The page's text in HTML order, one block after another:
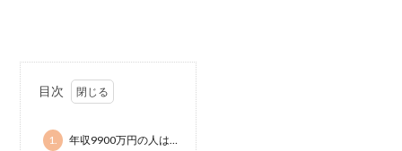
目次
1. 年収9900万円の人は…